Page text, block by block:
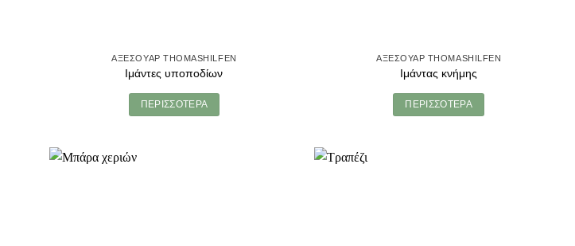
ΑΞΕΣΟΥΑΡ THOMASHILFEN
Ιμάντες υποποδίων
ΠΕΡΙΣΣΟΤΕΡΑ
ΑΞΕΣΟΥΑΡ THOMASHILFEN
Ιμάντας κνήμης
ΠΕΡΙΣΣΟΤΕΡΑ